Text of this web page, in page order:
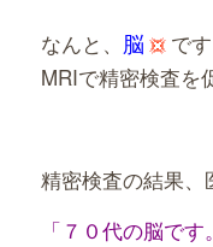
なんと、 脳
です
MRIで精密検査を
精密検査の結果、
「７０代の脳で